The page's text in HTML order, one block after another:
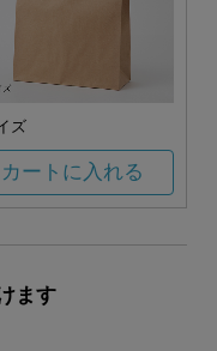
ズ
カートに入れる
ます